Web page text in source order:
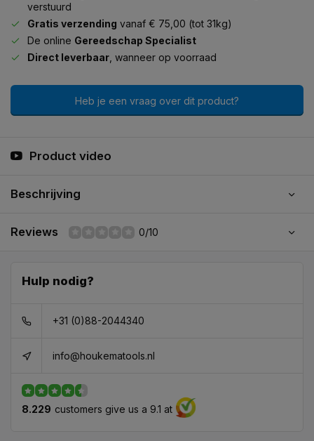
verstuurd
Gratis verzending vanaf € 75,00 (tot 31kg)
De online Gereedschap Specialist
Direct leverbaar , wanneer op voorraad
Heb je een vraag over dit product?
Product video
Beschrijving
Reviews 0/10
Hulp nodig?
+31 (0)88-2044340
info@houkematools.nl
8.229 customers give us a 9.1 at